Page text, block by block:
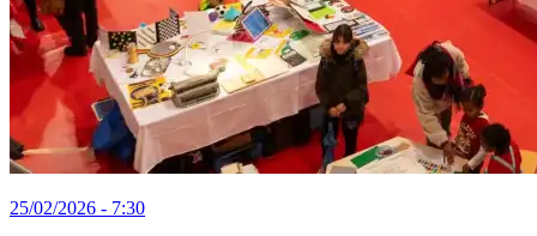
25/02/2026 - 7:30